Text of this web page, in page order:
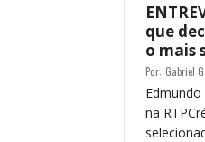
que
o mais
Por: Gabriel
na